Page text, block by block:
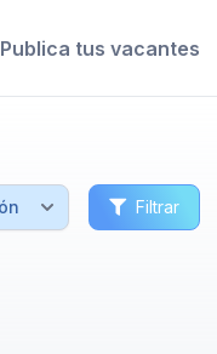
Publica tus vacantes
Filtrar